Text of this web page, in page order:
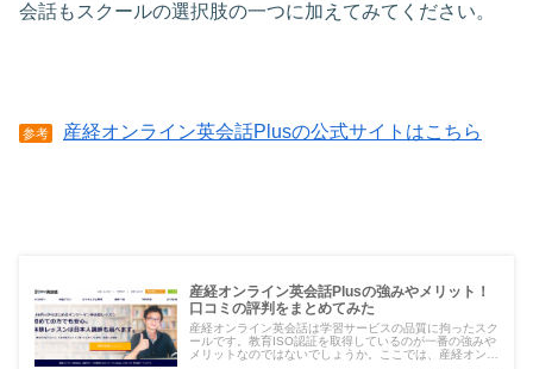
会話もスクールの選択肢の一つに加えてみてください。
参考 産経オンライン英会話Plusの公式サイトはこちら
産経オンライン英会話Plusの強みやメリット！
口コミの評判をまとめてみた
産経オンライン英会話は学習サービスの品質に拘ったスク
ールです。教育ISO認証を取得しているのが一番の強みや
メリットなのではないでしょうか。ここでは、産経オンラ